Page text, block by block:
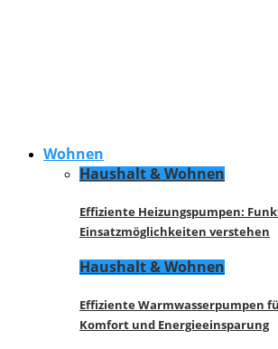
Wohnen
Haushalt & Wohnen
Effiziente Heizungspumpen:
Einsatzmöglichkeiten verstehen
Haushalt & Wohnen
Effiziente Warmwasserpumpen
Komfort und Energieeinsparung